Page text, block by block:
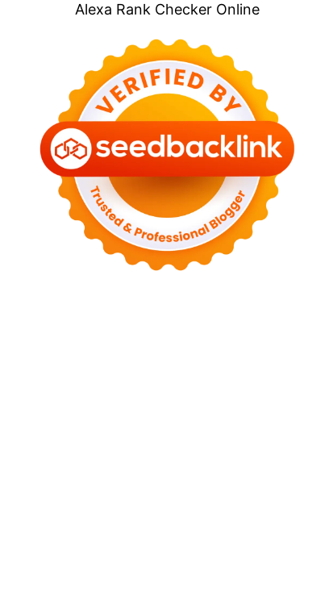
Alexa Rank Checker Online